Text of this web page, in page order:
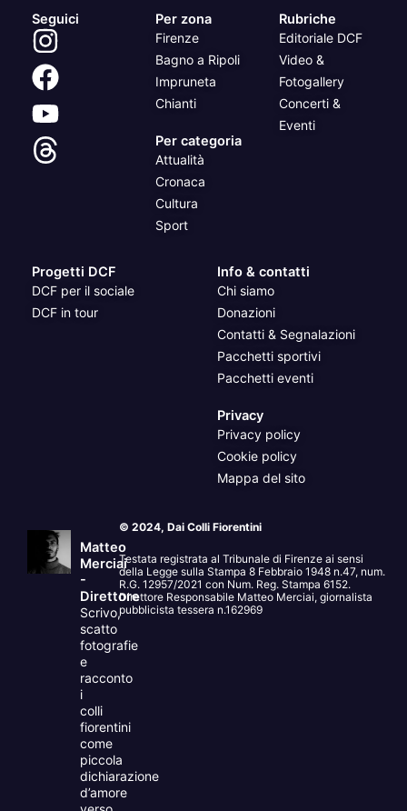
Seguici Per zona
Firenze
Bagno a Ripoli
Impruneta
Chianti
Per categoria
Attualità
Cronaca
Cultura
Sport
Rubriche
Editoriale DCF
Video &
Fotogallery
Concerti &
Eventi
Progetti DCF
DCF per il sociale
DCF in tour
Info & contatti
Chi siamo
Donazioni
Contatti & Segnalazioni
Pacchetti sportivi
Pacchetti eventi
Privacy
Privacy policy
Cookie policy
Mappa del sito
Matteo
Merciai
-
Direttore
Scrivo,
scatto
fotografie
e
racconto
i
colli
fiorentini
come
piccola
dichiarazione
d’amore
© 2024, Dai Colli Fiorentini
Testata registrata al Tribunale di Firenze ai sensi
della Legge sulla Stampa 8 Febbraio 1948 n.47, num.
R.G. 12957/2021 con Num. Reg. Stampa 6152.
Direttore Responsabile Matteo Merciai, giornalista
pubblicista tessera n.162969